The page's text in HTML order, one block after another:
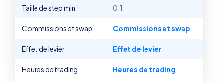
Taille de step min 0.1
Commissions et swap Commissions et swap
Effet de levier Effet de levier
Heures de trading Heures de trading